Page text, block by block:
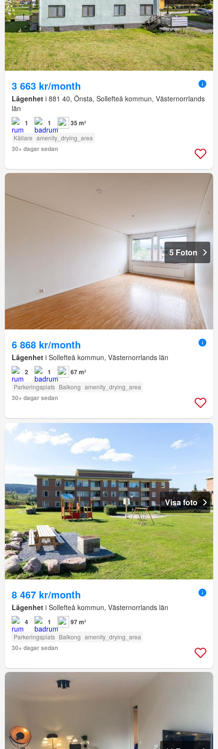
3 663 kr/month
Lägenhet i 881 40, Önsta, Sollefteå kommun, Västernorrlands
län
1 1 35 m²
Källare amenity_drying_area
30+ dagar sedan
5 Foton
6 868 kr/month
Lägenhet i Sollefteå kommun, Västernorrlands län
2 1 67 m²
Parkeringsplats Balkong amenity_drying_area
30+ dagar sedan
Visa foto
8 467 kr/month
Lägenhet i Sollefteå kommun, Västernorrlands län
4 1 97 m²
Parkeringsplats Balkong amenity_drying_area
30+ dagar sedan